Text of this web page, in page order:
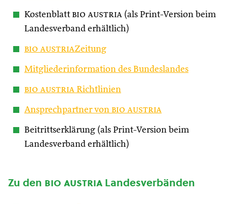
Kostenblatt bio austria (als Print-Version beim
Landesverband erhältlich)
bio austriaZeitung
Mitgliederinformation des Bundeslandes
bio austria Richtlinien
Ansprechpartner von bio austria
Beitrittserklärung (als Print-Version beim
Landesverband erhältlich)
Zu den bio austria Landesverbänden